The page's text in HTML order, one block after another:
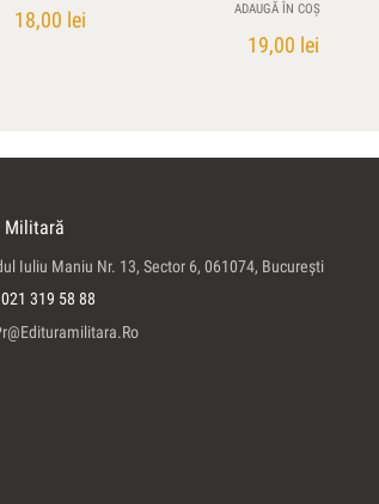
18,00 lei ADAUGĂ ÎN COȘ
19,00 lei
Militară
Iuliu Maniu Nr. 13, Sector 6, 061074, Bucureşti
319 58 88